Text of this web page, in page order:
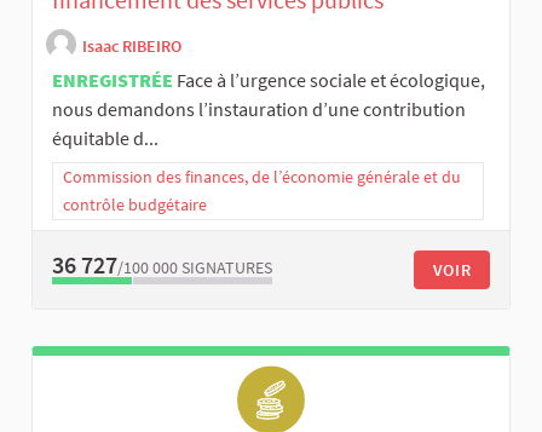
Isaac RIBEIRO
ENREGISTRÉE Face à l’urgence sociale et écologique,
nous demandons l’instauration d’une contribution
équitable d...
Commission des finances, de l’économie générale et du
contrôle budgétaire
36 727/100 000 SIGNATURES VOIR